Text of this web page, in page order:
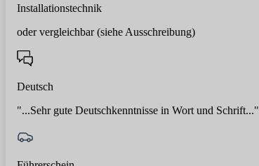
Installationstechnik
oder vergleichbar (siehe Ausschreibung)
Deutsch
"...Sehr gute Deutschkenntnisse in Wort und Schrift..."